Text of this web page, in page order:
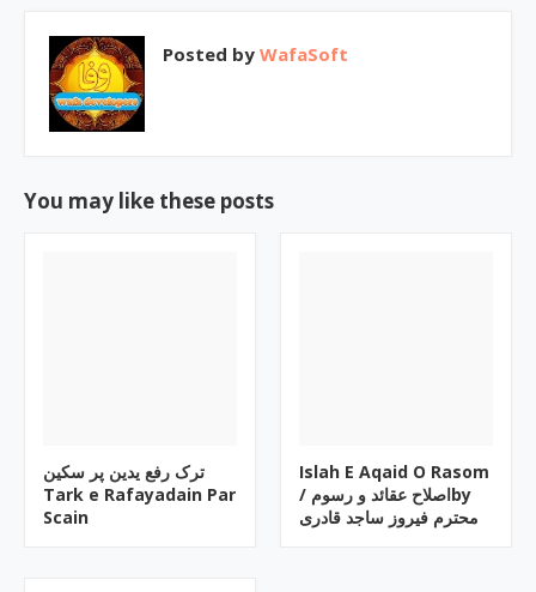
Posted by WafaSoft
You may like these posts
ترک رفع یدین پر سکین
Tark e Rafayadain Par
Scain
Islah E Aqaid O Rasom
/ اصلاح عقائد و رسومby
محترم فیروز ساجد قادری